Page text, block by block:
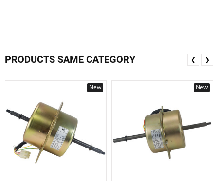
PRODUCTS SAME CATEGORY
New New
❮ ❯